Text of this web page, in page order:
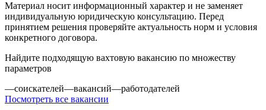
Материал носит информационный характер и не заменяет
индивидуальную юридическую консультацию. Перед
принятием решения проверяйте актуальность норм и условия
конкретного договора.
Найдите подходящую вахтовую вакансию по множеству
параметров
—соискателей—вакансий—работодателей
Посмотреть все вакансии